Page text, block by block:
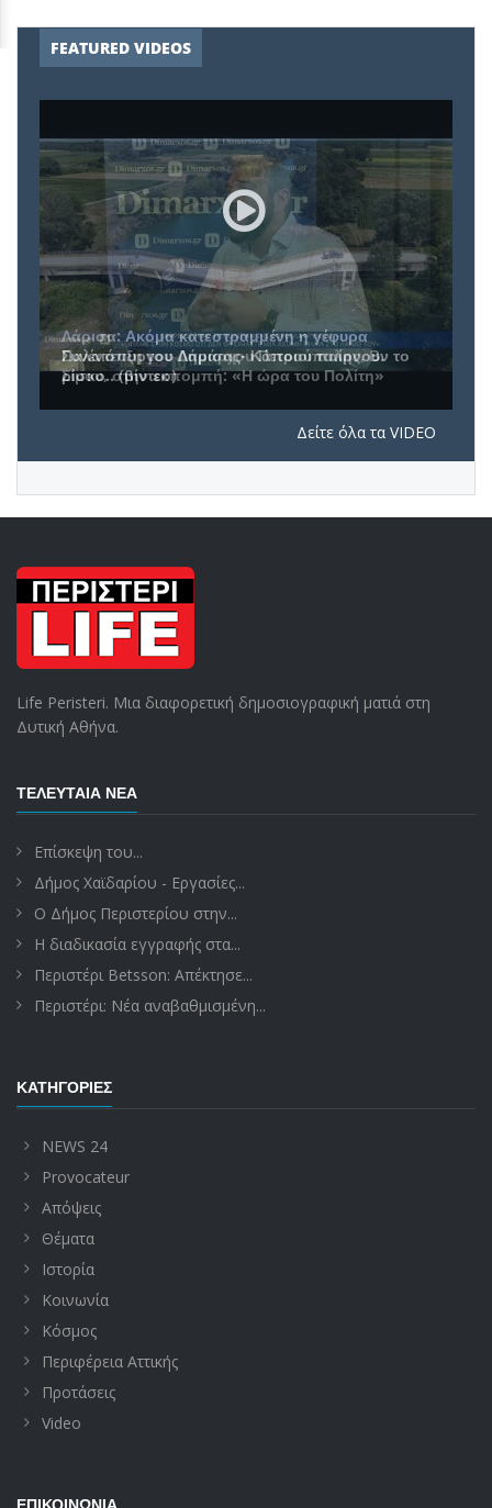
FEATURED VIDEOS
Συνέντευξη του Δημάρχου Πετρούπολης, Β.
Σίμου, στην εκπομπή: «Η ώρα του Πολίτη»
Δείτε όλα τα VIDEO
Life Peristeri. Μια διαφορετική δημοσιογραφική ματιά στη
Δυτική Αθήνα.
ΤΕΛΕΥΤΑΊΑ ΝΈΑ
Επίσκεψη του...
Δήμος Χαϊδαρίου - Εργασίες...
Ο Δήμος Περιστερίου στην...
Η διαδικασία εγγραφής στα...
Περιστέρι Betsson: Απέκτησε...
Περιστέρι: Νέα αναβαθμισμένη...
ΚΑΤΗΓΟΡΊΕΣ
NEWS 24
Provocateur
Απόψεις
Θέματα
Ιστορία
Κοινωνία
Κόσμος
Περιφέρεια Αττικής
Προτάσεις
Video